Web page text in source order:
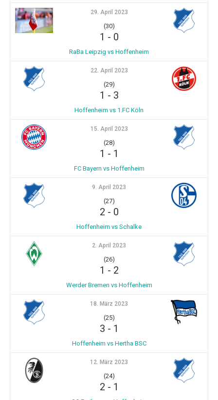
29. April 2023
(30)
1 - 0
RaBa Leipzig vs Hoffenheim
22. April 2023
(29)
1 - 3
Hoffenheim vs 1.FC Köln
15. April 2023
(28)
1 - 1
FC Bayern vs Hoffenheim
9. April 2023
(27)
2 - 0
Hoffenheim vs Schalke
2. April 2023
(26)
1 - 2
Werder Bremen vs Hoffenheim
18. März 2023
(25)
3 - 1
Hoffenheim vs Hertha BSC
12. März 2023
(24)
2 - 1